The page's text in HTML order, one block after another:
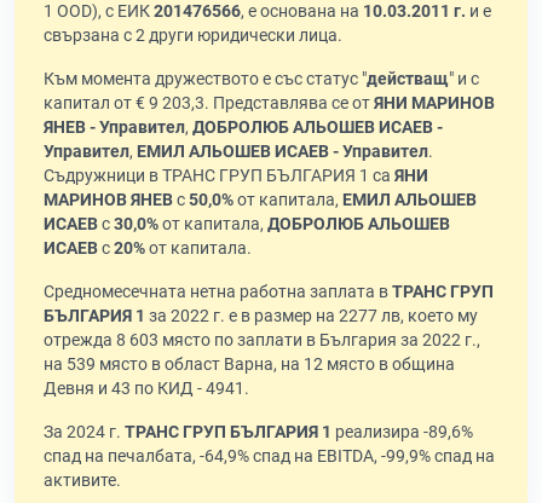
1 OOD), с ЕИК201476566, е основана на 10.03.2011 г. и е
свързана с 2 други юридически лица.
Към момента дружеството е със статус "действащ" и с
капитал от € 9 203,3. Представлява се отЯНИ МАРИНОВ
ЯНЕВ - Управител, ДОБРОЛЮБ АЛЬОШЕВ ИСАЕВ -
Управител, ЕМИЛ АЛЬОШЕВ ИСАЕВ - Управител.
Съдружници в ТРАНС ГРУП БЪЛГАРИЯ 1 са ЯНИ
МАРИНОВ ЯНЕВс50,0%от капитала, ЕМИЛ АЛЬОШЕВ
ИСАЕВс30,0%от капитала, ДОБРОЛЮБ АЛЬОШЕВ
ИСАЕВс20%от капитала.
Средномесечната нетна работна заплата вТРАНС ГРУП
БЪЛГАРИЯ 1 за 2022 г. е в размер на 2277 лв, което му
отрежда 8 603 място по заплати в България за 2022 г.,
на 539 място в област Варна, на 12 място в община
Девня и 43 по КИД - 4941.
За 2024 г. ТРАНС ГРУП БЪЛГАРИЯ 1 реализира -89,6%
спад на печалбата, -64,9% спад на EBITDA, -99,9% спад на
активите.